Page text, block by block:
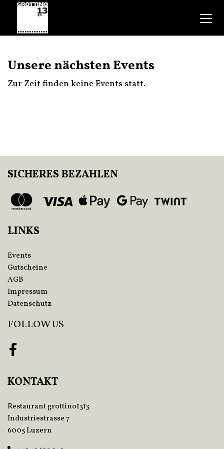
Unsere nächsten Events
Zur Zeit finden keine Events statt.
SICHERES BEZAHLEN
LINKS
Events
Gutscheine
AGB
Impressum
Datenschutz
FOLLOW US
Facebook
KONTAKT
Restaurant grottino1313
Industriestrasse 7
6005 Luzern